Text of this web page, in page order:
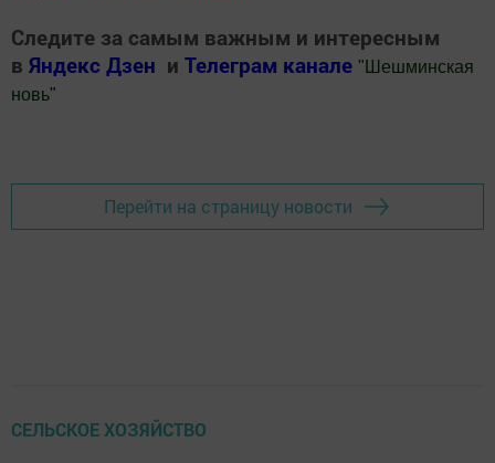
Следите за самым важным и интересным
в Яндекс Дзен и Телеграм канале " Шешминская
новь"
Перейти на страницу новости
СЕЛЬСКОЕ ХОЗЯЙСТВО